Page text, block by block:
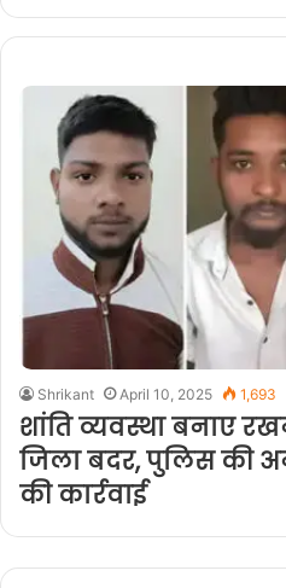
Shrikant April 10, 2025 1,693
शांति व्यवस्था बनाए
जिला बदर, पुलिस की
की कार्रवाई